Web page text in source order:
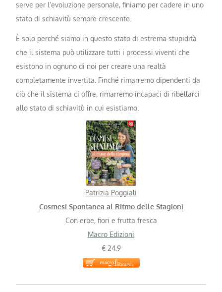
serve per l’evoluzione personale, finiamo per cadere in uno
stato di schiavitù sempre crescente.
È solo perché siamo in questo stato di estrema stupidità
che il sistema può utilizzare tutti i processi viventi che
esistono in ognuno di noi per creare una realtà
completamente invertita. Finché rimarremo dipendenti da
ciò che il sistema ci offre, rimarremo incapaci di ribellarci
allo stato di schiavitù in cui esistiamo.
Patrizia Poggiali
Cosmesi Spontanea al Ritmo delle Stagioni
Con erbe, fiori e frutta fresca
Macro Edizioni
€ 24.9